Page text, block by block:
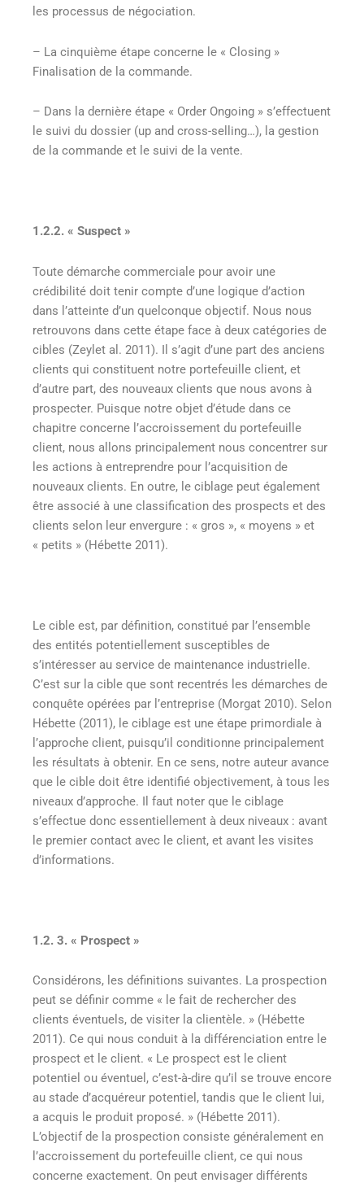
les processus de négociation.
– La cinquième étape concerne le « Closing »
Finalisation de la commande.
– Dans la dernière étape « Order Ongoing » s’effectuent
le suivi du dossier (up and cross-selling…), la gestion
de la commande et le suivi de la vente.
1.2.2. « Suspect »
Toute démarche commerciale pour avoir une
crédibilité doit tenir compte d’une logique d’action
dans l’atteinte d’un quelconque objectif. Nous nous
retrouvons dans cette étape face à deux catégories de
cibles (Zeylet al. 2011). Il s’agit d’une part des anciens
clients qui constituent notre portefeuille client, et
d’autre part, des nouveaux clients que nous avons à
prospecter. Puisque notre objet d’étude dans ce
chapitre concerne l’accroissement du portefeuille
client, nous allons principalement nous concentrer sur
les actions à entreprendre pour l’acquisition de
nouveaux clients. En outre, le ciblage peut également
être associé à une classification des prospects et des
clients selon leur envergure : « gros », « moyens » et
« petits » (Hébette 2011).
Le cible est, par définition, constitué par l’ensemble
des entités potentiellement susceptibles de
s’intéresser au service de maintenance industrielle.
C’est sur la cible que sont recentrés les démarches de
conquête opérées par l’entreprise (Morgat 2010). Selon
Hébette (2011), le ciblage est une étape primordiale à
l’approche client, puisqu’il conditionne principalement
les résultats à obtenir. En ce sens, notre auteur avance
que le cible doit être identifié objectivement, à tous les
niveaux d’approche. Il faut noter que le ciblage
s’effectue donc essentiellement à deux niveaux : avant
le premier contact avec le client, et avant les visites
d’informations.
1.2. 3. « Prospect »
Considérons, les définitions suivantes. La prospection
peut se définir comme « le fait de rechercher des
clients éventuels, de visiter la clientèle. » (Hébette
2011). Ce qui nous conduit à la différenciation entre le
prospect et le client. « Le prospect est le client
potentiel ou éventuel, c’est-à-dire qu’il se trouve encore
au stade d’acquéreur potentiel, tandis que le client lui,
a acquis le produit proposé. » (Hébette 2011).
L’objectif de la prospection consiste généralement en
l’accroissement du portefeuille client, ce qui nous
concerne exactement. On peut envisager différents